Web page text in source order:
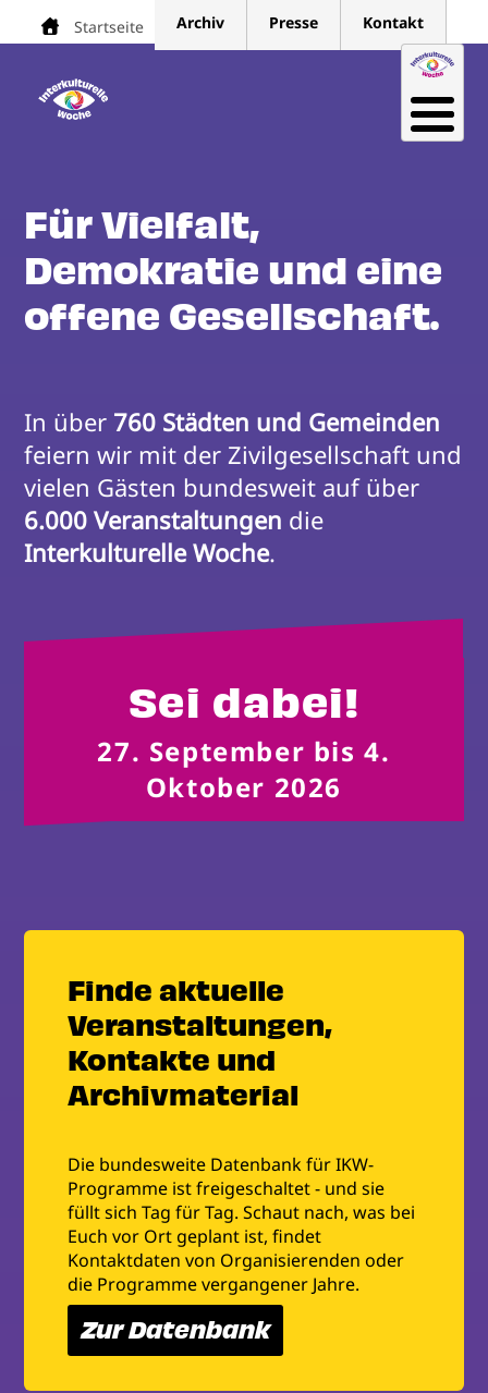
Direkt
Pfadnavigation
Startseite Archiv Presse Kontakt
Für Vielfalt,
Demokratie und eine
offene Gesellschaft.
In über 760 Städten und Gemeinden
feiern wir mit der Zivilgesellschaft und
6.000 Veranstaltungen
Interkulturelle Woche.
Sei dabei!
27. September bis 4.
Oktober 2026
Finde aktuelle
Veranstaltungen,
Kontakte und
Archivmaterial
Die bundesweite Datenbank für IKW-
Programme ist freigeschaltet - und sie
füllt sich Tag für Tag. Schaut nach, was bei
Euch vor Ort geplant ist, findet
Kontaktdaten von Organisierenden oder
die Programme vergangener Jahre.
Zur Datenbank